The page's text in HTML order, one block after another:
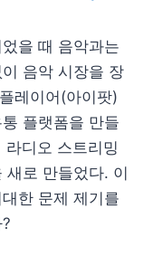
을 때 음악과는
음악 시장을 장
레이어(아이팟)
플랫폼을 만들
디오 스트리밍
새로 만들었다. 이
한 문제 제기를